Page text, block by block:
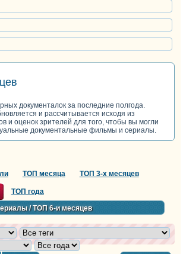
документалок за последние полгода.
и рассчитывается исходя из
и оценок зрителей для того, чтобы вы могли
документальные фильмы и сериалы.
ТОП месяца ТОП 3-х месяцев
ТОП года
/ ТОП 6-и месяцев